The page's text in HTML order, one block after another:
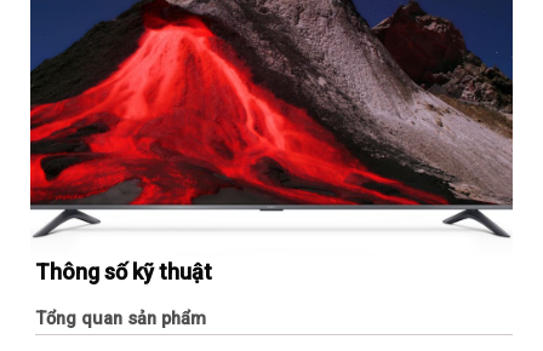
Thông số kỹ thuật
Tổng quan sản phẩm